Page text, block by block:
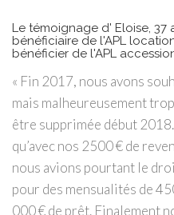
Le témoignage d' Eloise,
bénéficiaire de l'APL
bénéficier de l'APL
« Fin 2017, nous avons
mais malheureusement
être supprimée début
qu’avec nos 2500 € de
nous avions pourtant le
pour des mensualités de
000 € de prêt. Finalement